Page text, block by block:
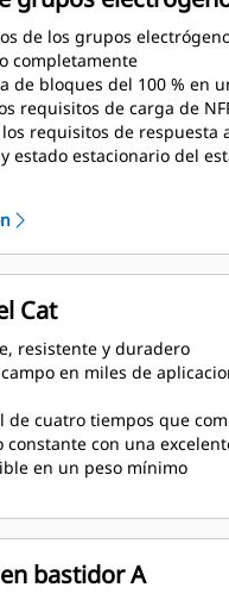
de los grupos
completamente
de bloques del 100 % en
requisitos de carga de
requisitos de respuesta
estado estacionario del
Cat
resistente y duradero
en miles de
de cuatro tiempos que
con una
en un peso mínimo
bastidor A